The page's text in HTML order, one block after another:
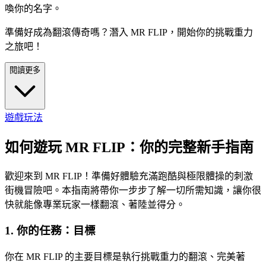
喚你的名字。
準備好成為翻滾傳奇嗎？潛入 MR FLIP，開始你的挑戰重力
之旅吧！
閱讀更多
遊戲玩法
如何遊玩 MR FLIP：你的完整新手指南
歡迎來到 MR FLIP！準備好體驗充滿跑酷與極限體操的刺激
街機冒險吧。本指南將帶你一步步了解一切所需知識，讓你很
快就能像專業玩家一樣翻滾、著陸並得分。
1. 你的任務：目標
你在 MR FLIP 的主要目標是執行挑戰重力的翻滾、完美著